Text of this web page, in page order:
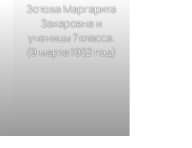
Зотова Маргарита
Захаровна и
ученицы 7 класса.
(9 марта 1952 год)